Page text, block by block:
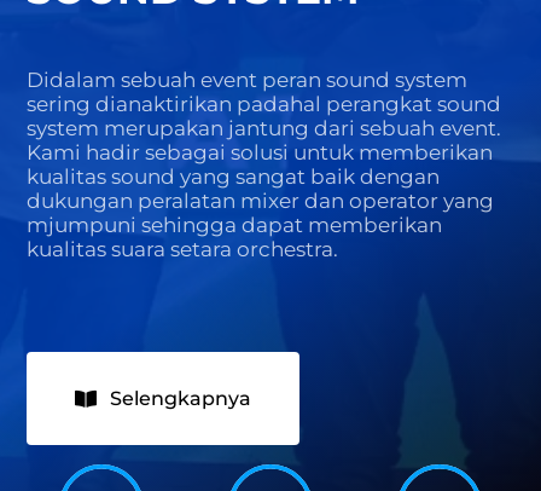
Didalam sebuah event peran sound system
sering dianaktirikan padahal perangkat sound
system merupakan jantung dari sebuah event.
Kami hadir sebagai solusi untuk memberikan
kualitas sound yang sangat baik dengan
dukungan peralatan mixer dan operator yang
mjumpuni sehingga dapat memberikan
kualitas suara setara orchestra.
Selengkapnya